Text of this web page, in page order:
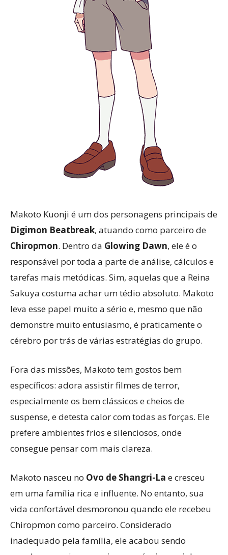
Makoto Kuonji é um dos personagens principais de
Digimon Beatbreak, atuando como parceiro de
Chiropmon. Dentro da Glowing Dawn, ele é o
responsável por toda a parte de análise, cálculos e
tarefas mais metódicas. Sim, aquelas que a Reina
Sakuya costuma achar um tédio absoluto. Makoto
leva esse papel muito a sério e, mesmo que não
demonstre muito entusiasmo, é praticamente o
cérebro por trás de várias estratégias do grupo.
Fora das missões, Makoto tem gostos bem
específicos: adora assistir filmes de terror,
especialmente os bem clássicos e cheios de
suspense, e detesta calor com todas as forças. Ele
prefere ambientes frios e silenciosos, onde
consegue pensar com mais clareza.
Makoto nasceu no Ovo de Shangri-La e cresceu
em uma família rica e influente. No entanto, sua
vida confortável desmoronou quando ele recebeu
Chiropmon como parceiro. Considerado
inadequado pela família, ele acabou sendo